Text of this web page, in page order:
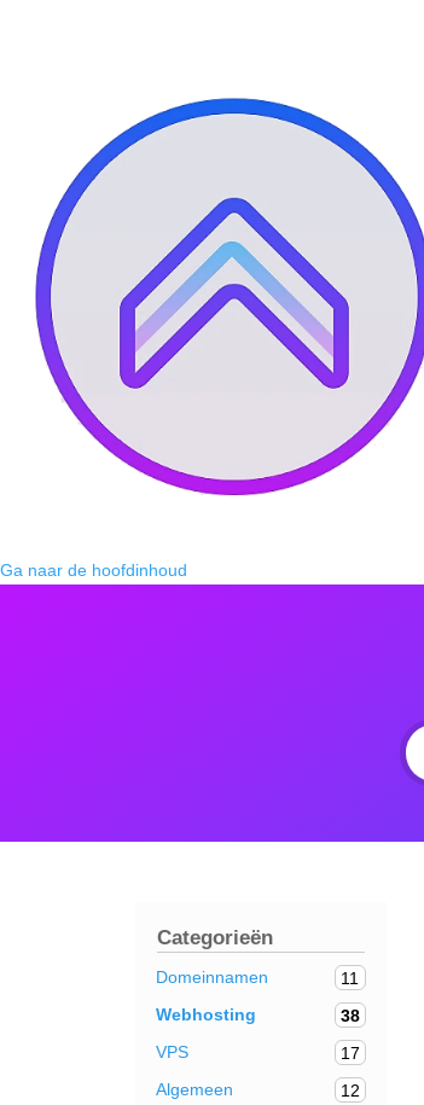
Ga naar de hoofdinhoud
Categorieën
Domeinnamen
11
Webhosting
38
VPS
17
Algemeen
12